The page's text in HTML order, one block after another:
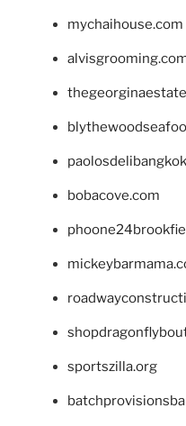
mychaihouse.com
bobacove.com
sportszilla.org